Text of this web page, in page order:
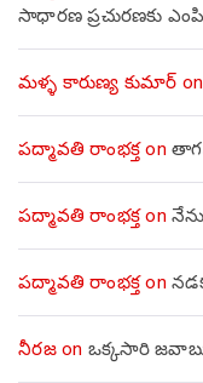
సాధారణ ప్రచురణకు
మళ్ళ కారుణ్య కుమార్ on
పద్మావతి రాంభక్తon
పద్మావతి రాంభక్తon
పద్మావతి రాంభక్తon
నీరజon ఒక్కసారి